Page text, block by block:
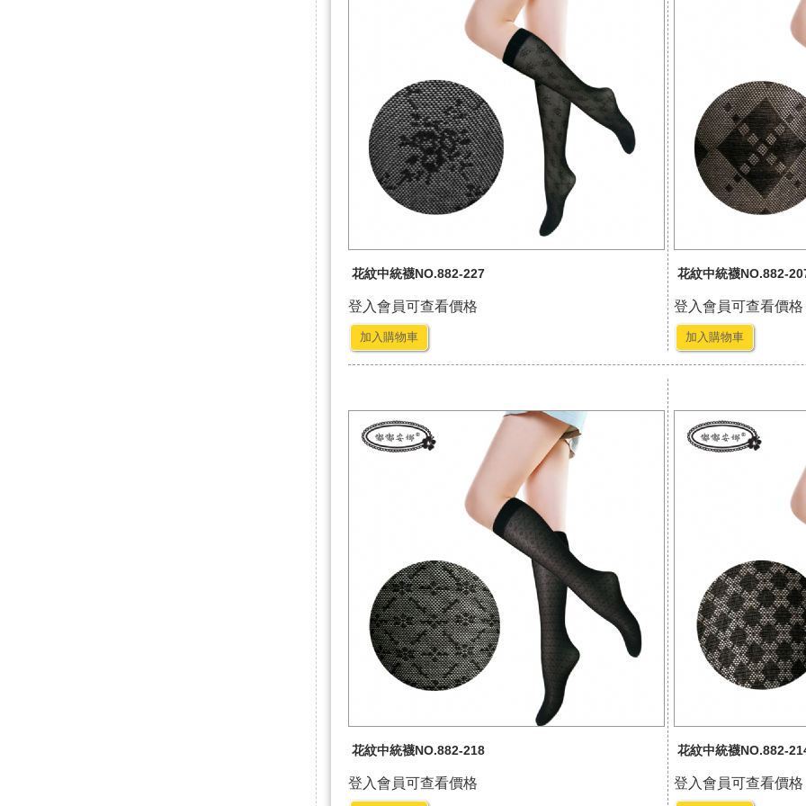
花紋中統襪NO.882-227
登入會員可查看價格
加入購物車
花紋中統襪NO.882-
登入會員可查看價格
加入購物車
花紋中統襪NO.882-218
登入會員可查看價格
花紋中統襪NO.882-
登入會員可查看價格